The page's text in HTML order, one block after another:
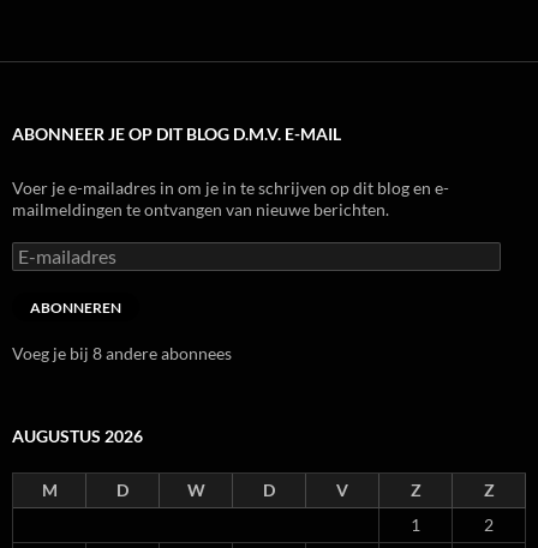
ABONNEER JE OP DIT BLOG D.M.V. E-MAIL
Voer je e-mailadres in om je in te schrijven op dit blog en e-
mailmeldingen te ontvangen van nieuwe berichten.
E-
mailadres
ABONNEREN
Voeg je bij 8 andere abonnees
AUGUSTUS 2026
M D W D V Z
Z
1
2